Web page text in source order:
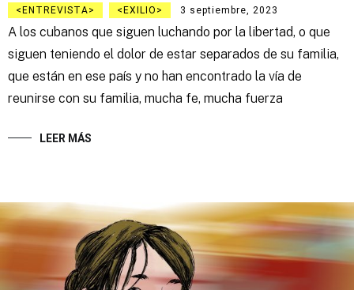
ENTREVISTA EXILIO 3 septiembre, 2023
A los cubanos que siguen luchando por la libertad, o que
siguen teniendo el dolor de estar separados de su familia,
que están en ese país y no han encontrado la vía de
reunirse con su familia, mucha fe, mucha fuerza
LEER MÁS